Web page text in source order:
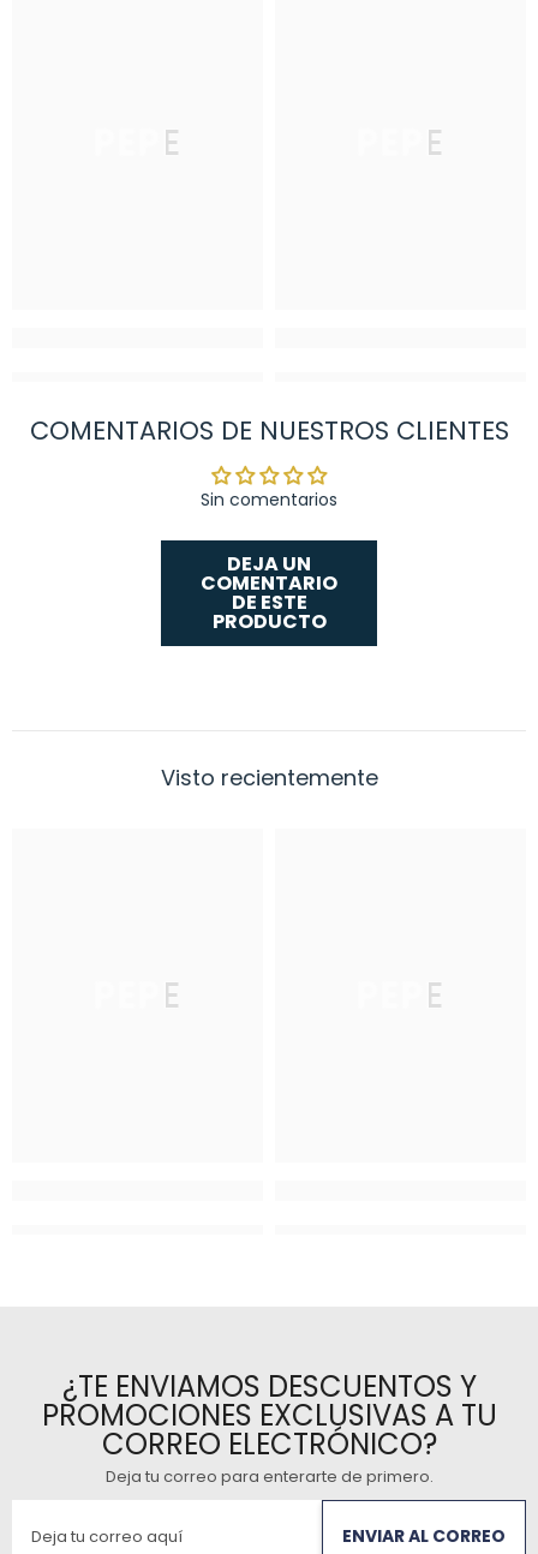
PEPE PEPE
COMENTARIOS DE NUESTROS CLIENTES
Sin comentarios
DEJA UN
COMENTARIO
DE ESTE
PRODUCTO
Visto recientemente
PEPE PEPE
¿TE ENVIAMOS DESCUENTOS Y
PROMOCIONES EXCLUSIVAS A TU
CORREO ELECTRÓNICO?
Deja tu correo para enterarte de primero.
ENVIAR AL CORREO